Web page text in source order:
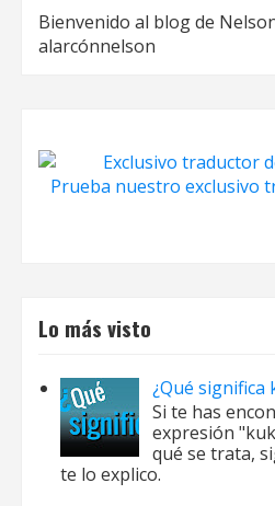
Bienvenido al blog de
alarcónnelson
Prueba nuestro exclusivo
Lo más visto
¿Qué significa
Si te has
expresión
qué se trata,
te lo explico.